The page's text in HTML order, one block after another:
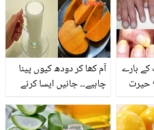
کو
گھریلو
کو فٹ
آم کھا کر دودھ کیوں پینا
چاہیے۔۔ جانیں ایسا کرنے
بچا جاسکتا ہے؟
بارے
حیرت